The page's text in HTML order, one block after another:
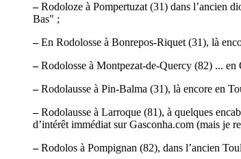
–Rodoloze à Pompertuzat (31) dans l’ancien
Bas" ;
–En Rodolosse à Bonrepos-Riquet (31), là
–Rodolosse à Montpezat-de-Quercy (82) ... en
–Rodolausse à Pin-Balma (31), là encore en
–Rodolausse à Larroque (81), à quelques
d’intérêt immédiat sur Gasconha.com (mais je
–Rodolos à Pompignan (82), dans l’ancien